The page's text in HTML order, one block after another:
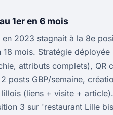
1er en 6 mois
2023 stagnait à la 8e
mois. Stratégie
attributs complets),
posts GBP/semaine,
(liens + visite +
3 sur 'restaurant Lille